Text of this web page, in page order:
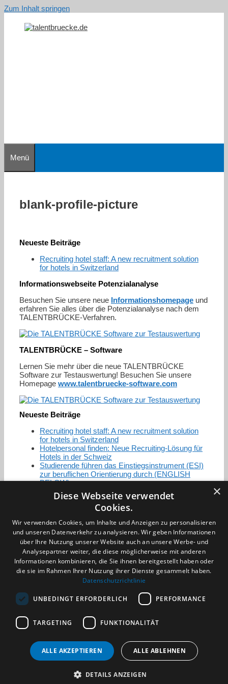
Zum Inhalt springen
Menü
blank-profile-picture
Neueste Beiträge
Recruiting hotel staff: A new recruitment solution
for hotels in Switzerland
Informationswebseite Potenzialanalyse
Besuchen Sie unsere neue Informationshomepage und
erfahren Sie alles über die Potenzialanalyse nach dem
TALENTBRÜCKE-Verfahren.
TALENTBRÜCKE – Software
Lernen Sie mehr über die neue TALENTBRÜCKE
Software zur Testauswertung! Besuchen Sie unsere
Homepage www.talentbruecke-software.com
Neueste Beiträge
Recruiting hotel staff: A new recruitment solution
for hotels in Switzerland
Hotelpersonal finden: Neue Recruiting-Lösung für
Hotels in der Schweiz
Studierende führen das Einstiegsinstrument (ESI)
zur beruflichen Orientierung durch (ENGLISH
BELOW)
Zertifizierung / Mitgliedschaften
Datenschutzerklärung
Benachrichtigungsservice
Kontakt und Anfahrt
(c) 2026 TALENTBRÜCKE GmbH & Co. KG
×
Diese Webseite verwendet
Cookies.
Wir verwenden Cookies, um Inhalte und Anzeigen zu personalisieren
und unseren Datenverkehr zu analysieren. Wir geben Informationen
über Ihre Nutzung unserer Website auch an unsere Werbe- und
Analysepartner weiter, die diese möglicherweise mit anderen
Informationen kombinieren, die Sie ihnen bereitgestellt haben oder
die sie im Rahmen Ihrer Nutzung ihrer Dienste gesammelt haben.
Datenschutzrichtlinie
UNBEDINGT ERFORDERLICH PERFORMANCE
TARGETING FUNKTIONALITÄT
ALLE AKZEPTIEREN ALLE ABLEHNEN
DETAILS ANZEIGEN